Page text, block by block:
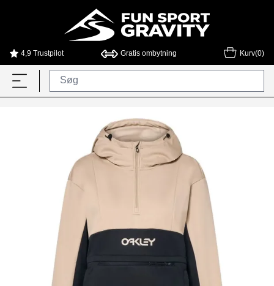
4,9 Trustpilot Gratis ombytning Kurv(0)